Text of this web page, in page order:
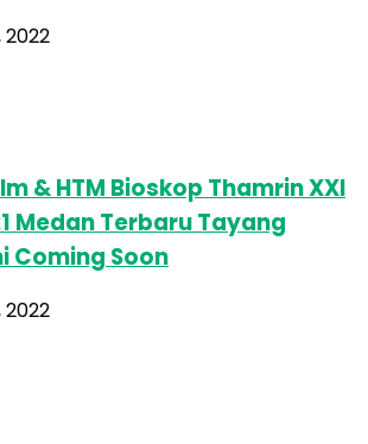
2022
& HTM Bioskop Thamrin XXI
Medan Terbaru Tayang
Coming Soon
2022